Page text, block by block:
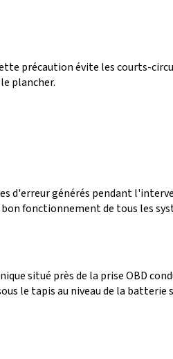
précaution évite les courts-
plancher.
d'erreur générés pendant
fonctionnement de tous les
situé près de la prise OBD
le tapis au niveau de la batterie